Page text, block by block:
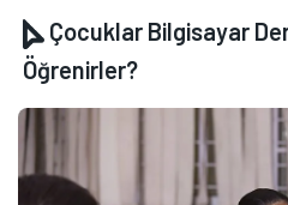
Çocuklar Bilgisayar
Öğrenirler?